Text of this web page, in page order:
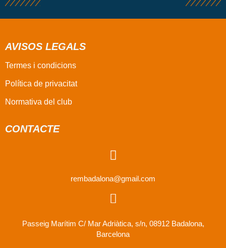
AVISOS LEGALS
Termes i condicions
Política de privacitat
Normativa del club
CONTACTE
rembadalona@gmail.com
Passeig Marítim C/ Mar Adriàtica, s/n, 08912 Badalona,
Barcelona